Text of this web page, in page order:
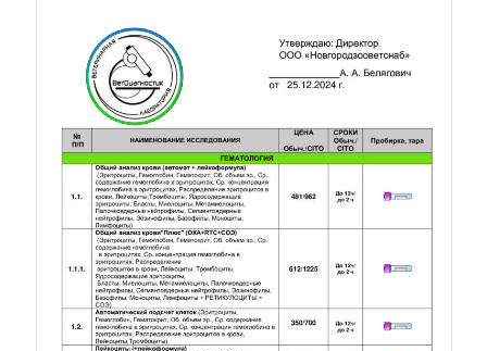
Прайс. Лист 1